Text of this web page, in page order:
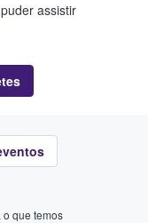
assistir
que temos